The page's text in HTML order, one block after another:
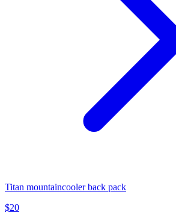
Titan mountaincooler back pack
$20